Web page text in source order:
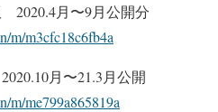
月〜9月公開分
m/m3cfc18c6fb4a
月〜21.3月公開
m/me799a865819a